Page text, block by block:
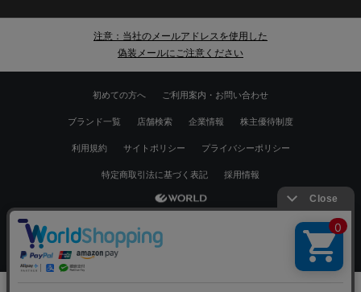
絞り込む
注意：当社のメールアドレスを使用した
偽装メールにご注意ください
初めての方へ ご利用案内・お問い合わせ
ブランド一覧 店舗検索 企業情報 株主優待制度
利用規約 サイトポリシー プライバシーポリシー
特定商取引法に基づく表記 採用情報